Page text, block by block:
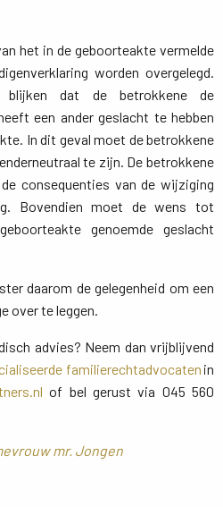
het in de geboorteakte vermelde
worden overgelegd.
dat de betrokkene de
een ander geslacht te hebben
In dit geval moet de betrokkene
te zijn. De betrokkene
consequenties van de wijziging
Bovendien moet de wens tot
genoemde geslacht
daarom de gelegenheid om een
over te leggen.
advies? Neem dan vrijblijvend
familierechtadvocaten in
of bel gerust via 045 560
mr. Jongen